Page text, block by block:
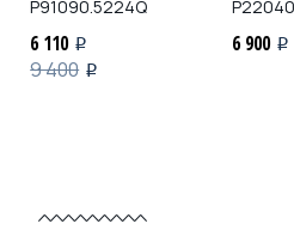
P91090.5224Q
6 110 i
9 400 i
6 900 i